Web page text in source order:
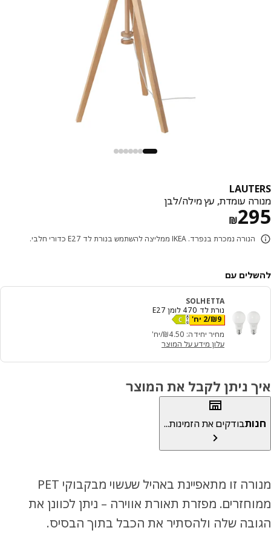
עומדת, עץ מילה/לבן
₪מחיר ₪ 295
הנורה נמכרת בנפרד. IKEA ממליצה להשתמש בנורת לד E27 כדורי חלבי.
עם
SOLHETTA
נורת לד 470 לומן E27
/2 יח'
מחיר ₪ 9/2 יח'
מחיר יחידה: ‭4.50‬₪/יח'
עלון מידע על המוצר
ניתן לקבל את המוצר
בודקים את הזמינות...
מנורה זו מתאפיינת באהיל שעשוי מבקבוקי PET
מפזרת תאורת אווירה – ניתן לכוונן את
שלה ולהסתיר את הכבל בתוך הבסיס.